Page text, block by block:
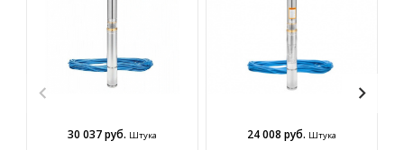
30 037 руб. Штука 24 008 руб. Штука